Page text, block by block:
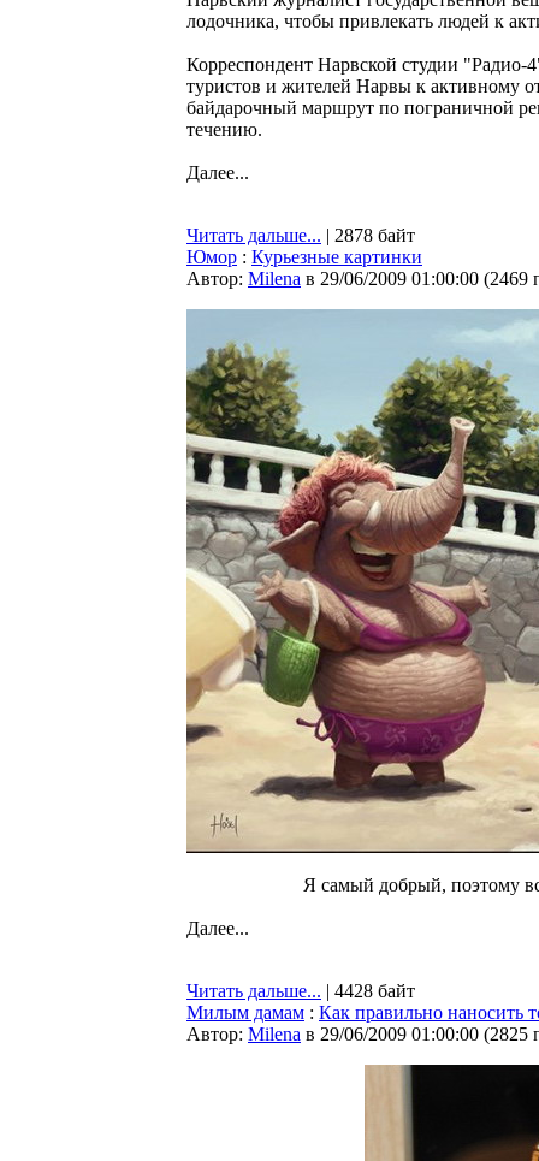
лодочника, чтобы привлекать людей к
Корреспондент Нарвской студии "Радио-
туристов и жителей Нарвы к активному
байдарочный маршрут по пограничной
течению.
Далее...
Читать дальше... | 2878 байт
Юмор : Курьезные картинки
Автор: Milena в 29/06/2009 01:00:00 (2469
Я самый добрый, поэтому
Далее...
Читать дальше... | 4428 байт
Милым дамам : Как правильно наносить
Автор: Milena в 29/06/2009 01:00:00 (2825